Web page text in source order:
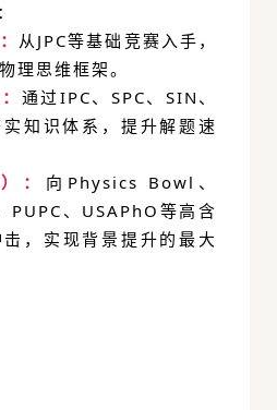
从 JPC等基础竞赛入手，
理思维框架。
通过IPC、SPC、SIN、
知识体系，提升解题速
： 向Physics Bowl、
PUPC、USAPhO等高含
，实现背景提升的最大